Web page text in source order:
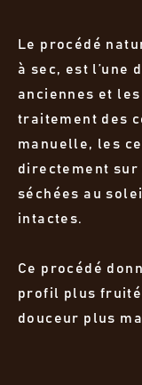
Le procédé
à sec, est l’une
anciennes et
traitement des
manuelle, les
directement sur
séchées au
intactes.
Ce procédé
profil plus
douceur plus